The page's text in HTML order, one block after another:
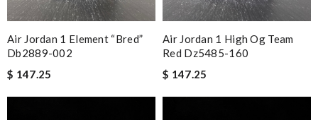
Air Jordan 1 Element “bred”
Db2889-002
$ 147.25
Air Jordan 1 High Og Team
Red Dz5485-160
$ 147.25